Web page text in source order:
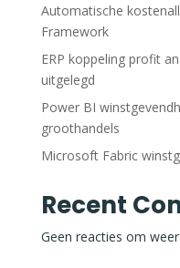
Automatische
Framework
ERP koppeling profit
uitgelegd
Power BI
groothandels
Microsoft Fabric
Recent
Geen reacties om